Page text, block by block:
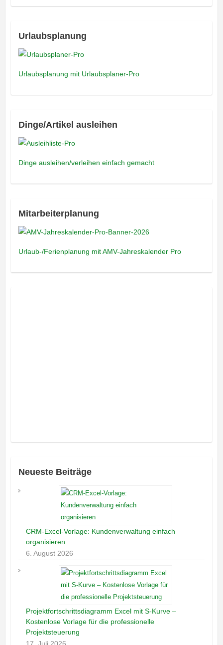
Urlaubsplanung
Urlaubsplanung mit Urlaubsplaner-Pro
Dinge/Artikel ausleihen
Dinge ausleihen/verleihen einfach gemacht
Mitarbeiterplanung
Urlaub-/Ferienplanung mit AMV-Jahreskalender Pro
Neueste Beiträge
CRM-Excel-Vorlage: Kundenverwaltung einfach
organisieren
6. August 2026
Projektfortschrittsdiagramm Excel mit S-Kurve –
Kostenlose Vorlage für die professionelle
Projektsteuerung